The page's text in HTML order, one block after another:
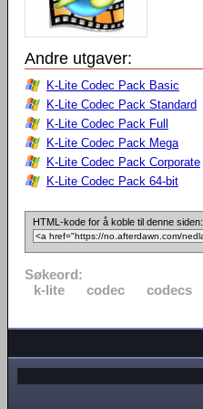
Andre utgaver:
K-Lite Codec Pack Basic
K-Lite Codec Pack Standard
K-Lite Codec Pack Full
K-Lite Codec Pack Mega
K-Lite Codec Pack Corporate
K-Lite Codec Pack 64-bit
HTML-kode for å koble til denne siden:
Søkeord:
k-lite
codec codecs